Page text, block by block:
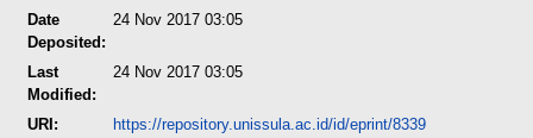
Date
Deposited:
24 Nov 2017 03:05
Last
Modified:
24 Nov 2017 03:05
URI: https://repository.unissula.ac.id/id/eprint/8339